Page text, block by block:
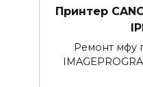
Принтер
Ремонт мфу